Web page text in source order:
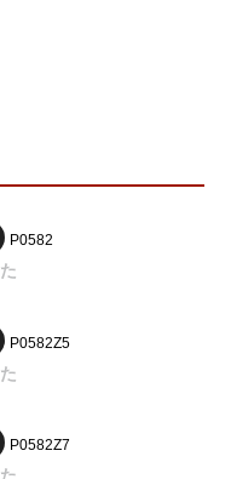
P0582
P0582Z5
P0582Z7